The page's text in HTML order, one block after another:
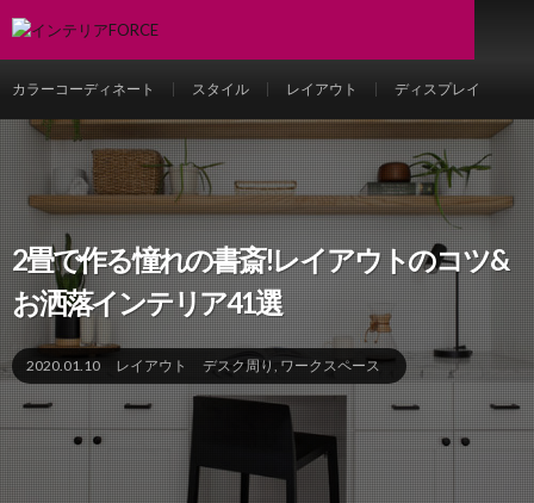
カラーコーディネート スタイル レイアウト ディスプレイ
2畳で作る憧れの書斎!レイアウトのコツ&
お洒落インテリア41選
2020.01.10 レイアウト デスク周り , ワークスペース